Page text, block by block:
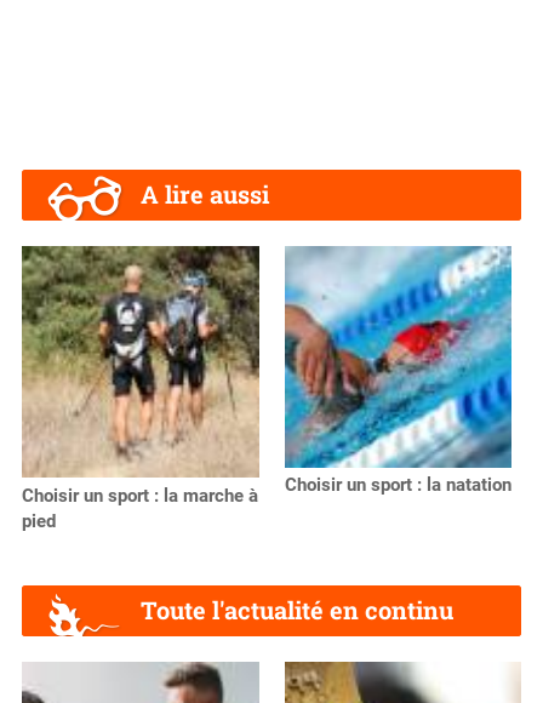
A lire aussi
Choisir un sport : la marche à
pied
Choisir un sport : la natation
Toute l'actualité en continu